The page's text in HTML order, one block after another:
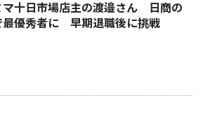
マ十日市場店主の渡邉さん 日商の
最優秀者に 早期退職後に挑戦